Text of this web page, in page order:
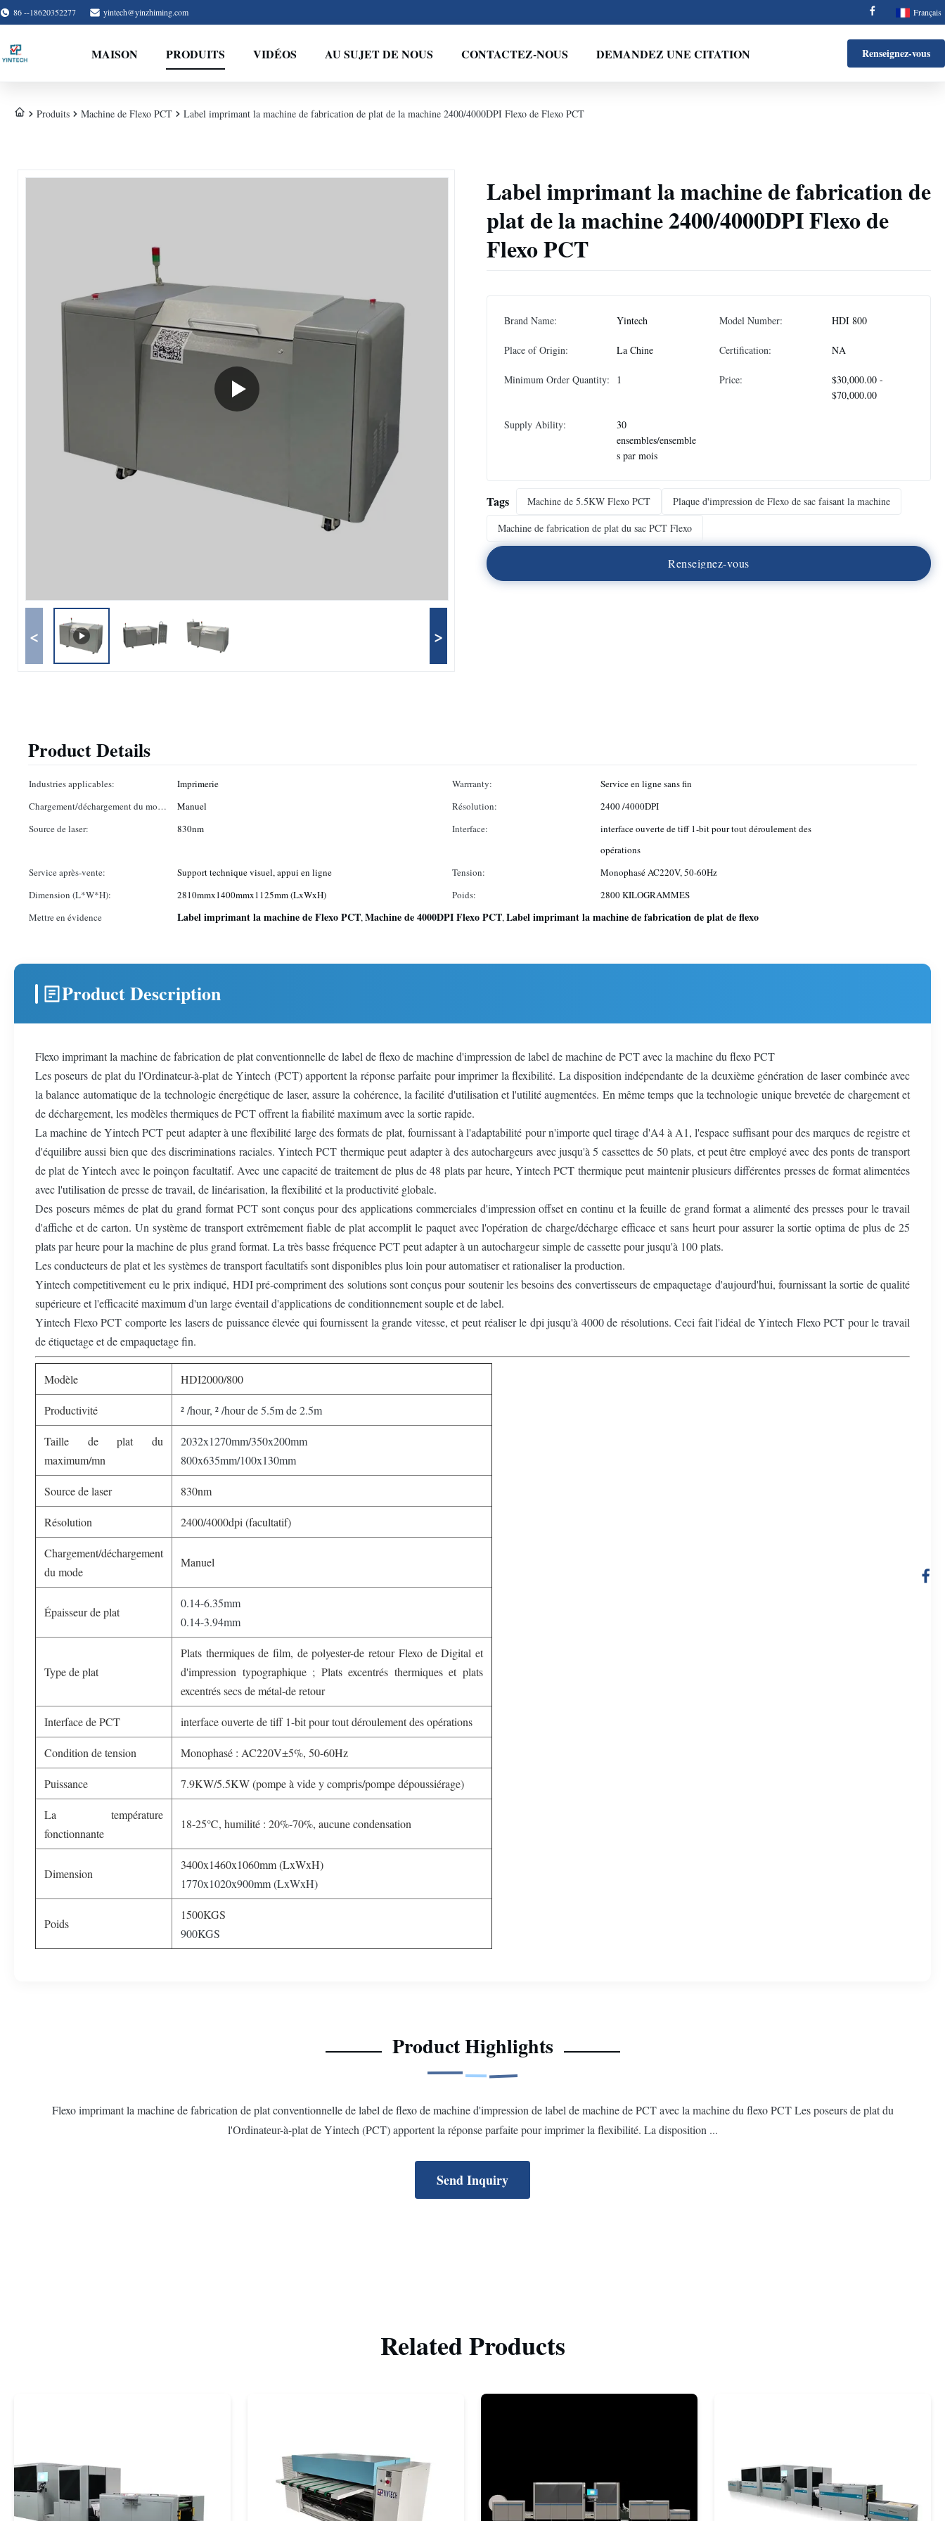
86 --18620352277 yintech@yinzhiming.com Français
MAISON PRODUITS VIDÉOS AU SUJET DE NOUS CONTACTEZ-NOUS DEMANDEZ UNE CITATION Renseignez-vous
Produits Machine de Flexo PCT Label imprimant la machine de fabrication de plat de la machine 2400/4000DPI Flexo de Flexo PCT
< >
Label imprimant la machine de fabrication de
plat de la machine 2400/4000DPI Flexo de
Flexo PCT
Brand Name: Yintech Model Number: HDI 800
Place of Origin: La Chine Certification: NA
Minimum Order Quantity: 1 Price:
$30,000.00 -
$70,000.00
Supply Ability:
30
ensembles/ensemble
s par mois
Tags Machine de 5.5KW Flexo PCT
Plaque d'impression de Flexo de sac faisant la machine
Machine de fabrication de plat du sac PCT Flexo
Renseignez-vous
Product Details
Industries applicables: Imprimerie Warrranty:
Service en ligne sans fin
Chargement/déchargement du mode
::
Manuel Résolution:
2400 /4000DPI
Source de laser:
830nm Interface:
interface ouverte de tiff 1-bit pour tout déroulement des
opérations
Service après-vente:
Support technique visuel, appui en ligne Tension:
Monophasé AC220V, 50-60Hz
Dimension (L*W*H):
2810mmx1400mmx1125mm (LxWxH) Poids:
2800 KILOGRAMMES
Mettre en évidence
Label imprimant la machine de Flexo PCT,Machine de 4000DPI Flexo PCT,Label imprimant la machine de fabrication de plat de flexo
Product Description
Flexo imprimant la machine de fabrication de plat conventionnelle de label de flexo de machine d'impression de label de machine de PCT avec la machine du flexo PCT
Les poseurs de plat du l'Ordinateur-à-plat de Yintech (PCT) apportent la réponse parfaite pour imprimer la flexibilité. La disposition indépendante de la deuxième génération de laser combinée avec
la balance automatique de la technologie énergétique de laser, assure la cohérence, la facilité d'utilisation et l'utilité augmentées. En même temps que la technologie unique brevetée de chargement et
de déchargement, les modèles thermiques de PCT offrent la fiabilité maximum avec la sortie rapide.
La machine de Yintech PCT peut adapter à une flexibilité large des formats de plat, fournissant à l'adaptabilité pour n'importe quel tirage d'A4 à A1, l'espace suffisant pour des marques de registre et
d'équilibre aussi bien que des discriminations raciales. Yintech PCT thermique peut adapter à des autochargeurs avec jusqu'à 5 cassettes de 50 plats, et peut être employé avec des ponts de transport
de plat de Yintech avec le poinçon facultatif. Avec une capacité de traitement de plus de 48 plats par heure, Yintech PCT thermique peut maintenir plusieurs différentes presses de format alimentées
avec l'utilisation de presse de travail, de linéarisation, la flexibilité et la productivité globale.
Des poseurs mêmes de plat du grand format PCT sont conçus pour des applications commerciales d'impression offset en continu et la feuille de grand format a alimenté des presses pour le travail
d'affiche et de carton. Un système de transport extrêmement fiable de plat accomplit le paquet avec l'opération de charge/décharge efficace et sans heurt pour assurer la sortie optima de plus de 25
plats par heure pour la machine de plus grand format. La très basse fréquence PCT peut adapter à un autochargeur simple de cassette pour jusqu'à 100 plats.
Les conducteurs de plat et les systèmes de transport facultatifs sont disponibles plus loin pour automatiser et rationaliser la production.
Yintech competitivement eu le prix indiqué, HDI pré-compriment des solutions sont conçus pour soutenir les besoins des convertisseurs de empaquetage d'aujourd'hui, fournissant la sortie de qualité
supérieure et l'efficacité maximum d'un large éventail d'applications de conditionnement souple et de label.
Yintech Flexo PCT comporte les lasers de puissance élevée qui fournissent la grande vitesse, et peut réaliser le dpi jusqu'à 4000 de résolutions. Ceci fait l'idéal de Yintech Flexo PCT pour le travail
de étiquetage et de empaquetage fin.
Modèle HDI2000/800
Productivité ² /hour, ² /hour de 5.5m de 2.5m
Taille de plat du
maximum/mn
2032x1270mm/350x200mm
800x635mm/100x130mm
Source de laser 830nm
Résolution 2400/4000dpi (facultatif)
Chargement/déchargement
du mode
Manuel
Épaisseur de plat
0.14-6.35mm
0.14-3.94mm
Type de plat
Plats thermiques de film, de polyester-de retour Flexo de Digital et
d'impression typographique ; Plats excentrés thermiques et plats
excentrés secs de métal-de retour
Interface de PCT interface ouverte de tiff 1-bit pour tout déroulement des opérations
Condition de tension Monophasé : AC220V±5%, 50-60Hz
Puissance 7.9KW/5.5KW (pompe à vide y compris/pompe dépoussiérage)
La température
fonctionnante
18-25℃, humilité : 20%-70%, aucune condensation
Dimension
3400x1460x1060mm (LxWxH)
1770x1020x900mm (LxWxH)
Poids
1500KGS
900KGS
Product Highlights
Flexo imprimant la machine de fabrication de plat conventionnelle de label de flexo de machine d'impression de label de machine de PCT avec la machine du flexo PCT Les poseurs de plat du
l'Ordinateur-à-plat de Yintech (PCT) apportent la réponse parfaite pour imprimer la flexibilité. La disposition ...
Send Inquiry
Related Products